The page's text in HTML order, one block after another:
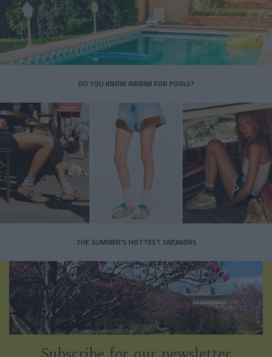
DO YOU KNOW AIRBNB FOR POOLS?
THE SUMMER’S HOTTEST SNEAKERS